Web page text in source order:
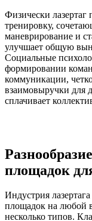
Физически лазертаг
тренировку,
маневрирование и
улучшает общую
Социальные
формировании
коммуникации,
взаимовыручки для
сплачивает
площадок
Индустрия
площадок на любой
несколько типов.